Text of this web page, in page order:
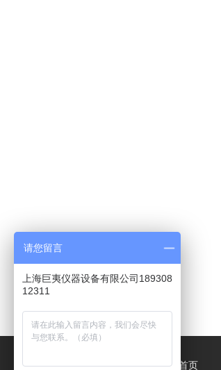
网站首页
请您留言
上海巨夷仪器设备有限公司189308
12311